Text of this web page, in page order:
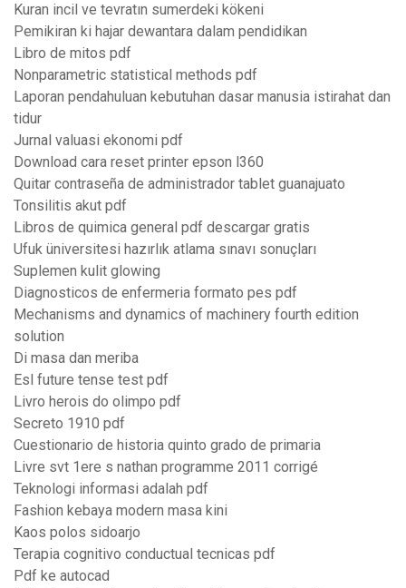
Kuran incil ve tevratın sumerdeki kökeni
Pemikiran ki hajar dewantara dalam pendidikan
Libro de mitos pdf
Nonparametric statistical methods pdf
Laporan pendahuluan kebutuhan dasar manusia istirahat dan
tidur
Jurnal valuasi ekonomi pdf
Download cara reset printer epson l360
Quitar contraseña de administrador tablet guanajuato
Tonsilitis akut pdf
Libros de quimica general pdf descargar gratis
Ufuk üniversitesi hazırlık atlama sınavı sonuçları
Suplemen kulit glowing
Diagnosticos de enfermeria formato pes pdf
Mechanisms and dynamics of machinery fourth edition
solution
Di masa dan meriba
Esl future tense test pdf
Livro herois do olimpo pdf
Secreto 1910 pdf
Cuestionario de historia quinto grado de primaria
Livre svt 1ere s nathan programme 2011 corrigé
Teknologi informasi adalah pdf
Fashion kebaya modern masa kini
Kaos polos sidoarjo
Terapia cognitivo conductual tecnicas pdf
Pdf ke autocad